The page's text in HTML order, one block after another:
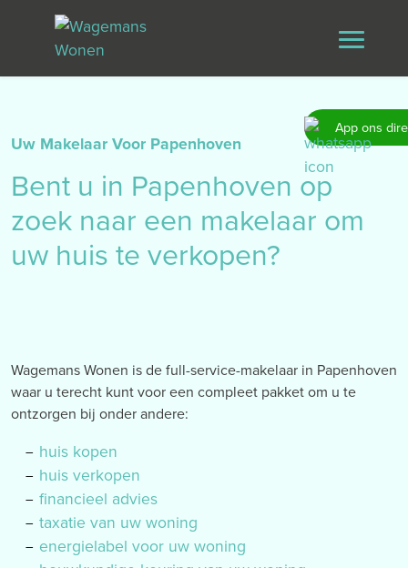
App ons
Uw Makelaar Voor Papenhoven
Bent u in Papenhoven op
zoek naar een makelaar om
uw huis te verkopen?
Wagemans Wonen is de full-service-makelaar in Papenhoven
waar u terecht kunt voor een compleet pakket om u te
ontzorgen bij onder andere:
huis kopen
huis verkopen
financieel advies
taxatie van uw woning
energielabel voor uw woning